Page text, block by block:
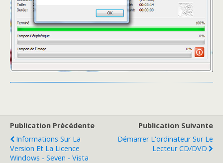
Publication Précédente
Informations Sur La
Version Et La Licence
Windows - Seven - Vista
Publication Suivante
Démarrer L'ordinateur Sur Le
Lecteur CD/DVD